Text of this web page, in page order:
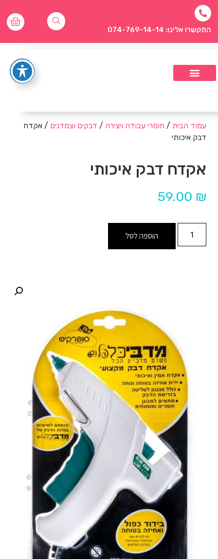
התקשרו אלינו: 074-769-14-14
עמוד הבית / חומרי עבודה ויצירה / דבקים וצמדנים / אקדח
דבק איכותי
אקדח דבק איכותי
59.00 ₪
הוספה לסל